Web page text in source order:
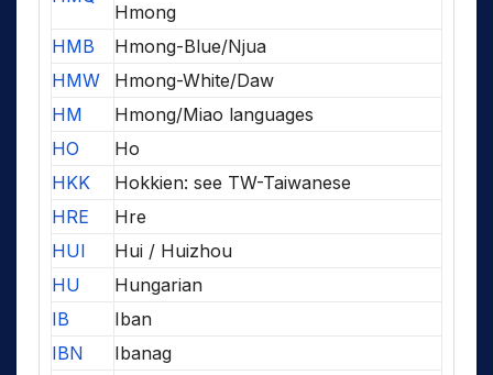
Hmong
HMB
Hmong-Blue/Njua
HMW
Hmong-White/Daw
HM
Hmong/Miao languages
HO
Ho
HKK
Hokkien: see TW-Taiwanese
HRE
Hre
HUI
Hui / Huizhou
HU
Hungarian
IB
Iban
IBN
Ibanag